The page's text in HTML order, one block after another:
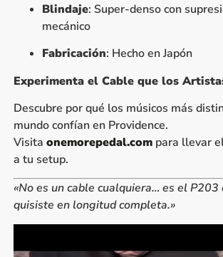
Blindaje: Super-denso con
mecánico
Fabricación: Hecho en Japón
Experimenta el Cable que los
Descubre por qué los músicos más
mundo confían en Providence.
Visita onemorepedal.compara llevar
a tu setup.
«No es un cable cualquiera… es el P203
quisiste en longitud completa.»